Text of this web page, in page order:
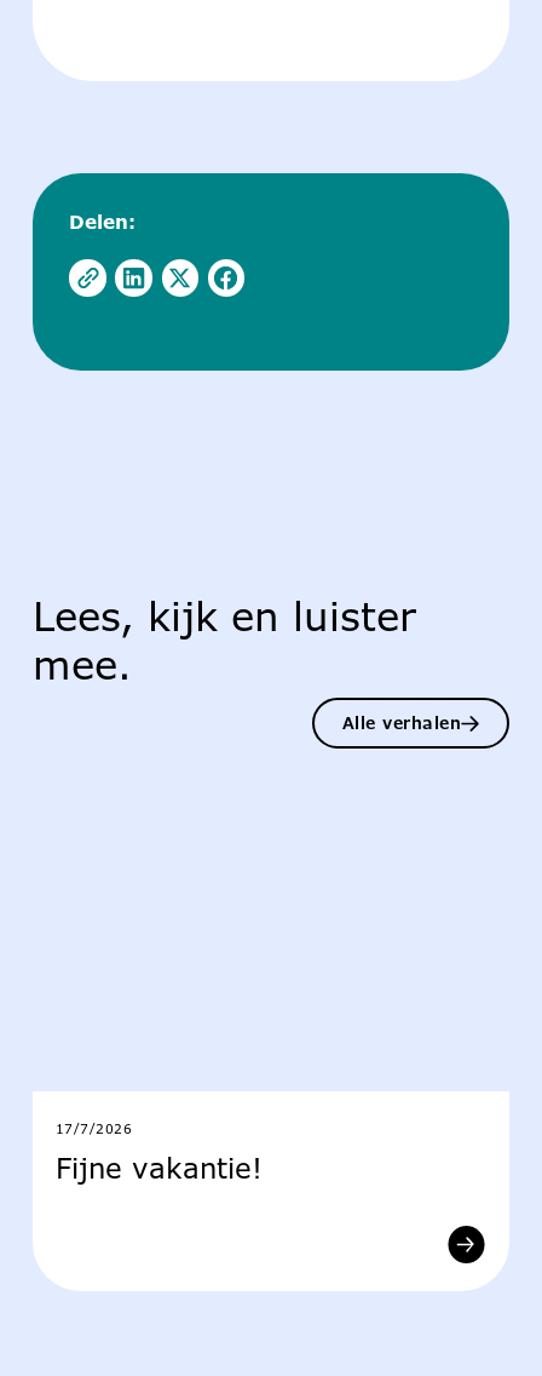
Delen:
Lees, kijk en luister
mee.
Alle verhalen
17/7/2026
Fijne vakantie!